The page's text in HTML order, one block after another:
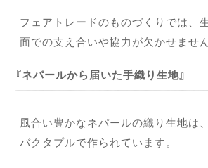
フェアトレードのものづくりでは、
面での支え合いや協力が欠かせません
ネパールから届いた手織り生地
風合い豊かなネパールの織り生地は
バクタプルで作られています。